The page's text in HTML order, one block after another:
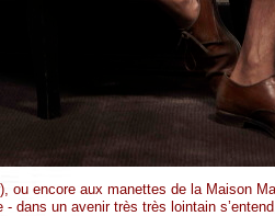
ou encore aux manettes de la Maison
- dans un avenir très très lointain